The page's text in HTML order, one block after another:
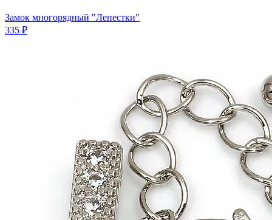
Замок многорядный "Лепестки"
335 ₽